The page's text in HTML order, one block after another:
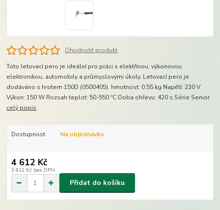
Ohodnotit produkt
Toto letovací pero je ideální pro práci s elektřinou, výkonovou
elektronikou, automobily a průmyslovými úkoly. Letovací pero je
dodáváno s hrotem 150D (0500405). hmotnost: 0,55 kg Napětí: 230 V
Výkon: 150 W Rozsah teplot: 50-550 ºC Doba ohřevu: 420 s Série Senior
celý popis
Dostupnost Na objednávku
4 612 Kč
3 812 Kč bez DPH
Přidat do košíku